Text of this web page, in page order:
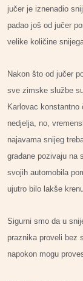
jučer je iznenadio
padao još od jučer
velike količine
Nakon što od jučer
sve zimske službe
Karlovac
nedjelja, no,
najavama snijeg
građane pozivaju na
svojih automobila
ujutro bilo lakše
Sigurni smo da u
praznika proveli bez
napokon mogu